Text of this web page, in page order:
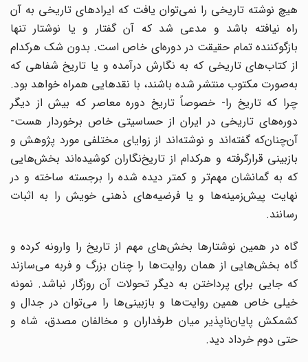
هیچ نوشته تاریخی را نمی‌توان یافت که ایرادهای تاریخی به آن
راه نیافته باشد و مدعی شد که آن گفتار و یا نوشتار تنها
بازگوکننده تمام حقیقت در دوره‌ای خاص است. بدون شک هرکدام
از کتاب‌های تاریخی که به نگارش درآمده و یا تاریخ شفاهی که
به‌صورت مکتوب منتشر شده باشند، با نقدهایی همراه خواهد بود.
چرا که تاریخ را- خصوصاً تاریخ دوره معاصر که بیش از دیگر
دوره‌های تاریخی در ایران از حساسیتی خاص برخوردار هست-
آن‌چنان‌که گفته‌اند و نوشته‌اند از زوایای مختلفی مورد پژوهش و
بازبینی قرارگرفته و هرکدام از تاریخ‌نگاران کوشیده‌اند بخش‌هایی
که به گمانشان مهم‌تر و کمتر دیده شده را برجسته ساخته و در
نهایت پیش‌زمینه‌ها و یا فرضیه‌های ذهنی خویش را به اثبات
رسانند.
گاه در همین نوشتارها بخش‌های مهم از تاریخ را وارونه کرده و
گاه بخش‌هایی از همان روایت‌ها را چنان بزرگ و فربه می‌سازند
که جایی برای پرداختن به دیگر تحولات آن روزگار نباشد. نمونه
خیلی خاص همین روایت‌ها و بازبینی‌ها را می‌توان در جدال و
کشمکش پایان‌ناپذیر میان طرفداران و مخالفان مصدق، شاه و
حتی دوم خرداد دید.